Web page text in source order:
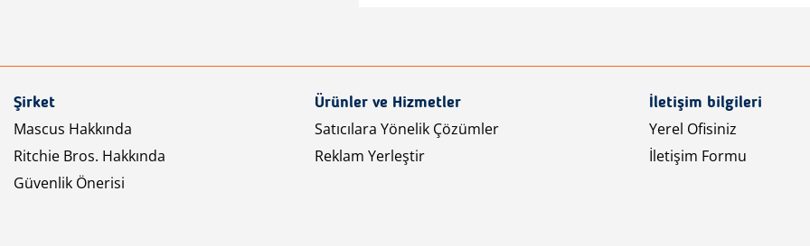
Şirket
Mascus Hakkında
Ritchie Bros. Hakkında
Güvenlik Önerisi
Ürünler ve Hizmetler
Satıcılara Yönelik Çözümler
Reklam Yerleştir
İletişim bilgileri
Yerel Ofisiniz
İletişim Formu